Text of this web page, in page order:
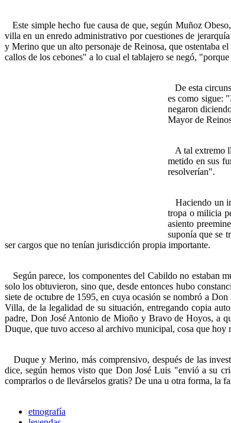
Este simple hecho fue causa de que, según Muñoz
villa en un enredo administrativo por cuestiones de
y Merino que un alto personaje de Reinosa, que
callos de los cebones" a lo cual el tablajero se negó,
De esta
es como sigue:
negaron
Mayor de
A tal extremo
metido en sus
resolverían".
Haciendo un
tropa o milicia
asiento
suponía que se
ser cargos que no tenían jurisdicción propia importante.
Según parece, los componentes del Cabildo no estaban
solo los obtuvieron, sino que, desde entonces hubo
siete de octubre de 1595, en cuya ocasión se nombró a
Villa, de la legalidad de su situación, entregando copia
padre, Don José Antonio de Mioño y Bravo de Hoyos, a
Duque, que tuvo acceso al archivo municipal, cosa que
Duque y Merino, más comprensivo, después de las
dice, según hemos visto que Don José Luis "envió a su
comprarlos o de llevárselos gratis? De una u otra forma, la
etnografía